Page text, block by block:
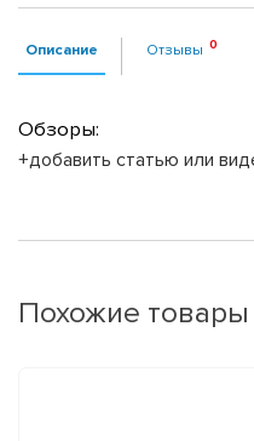
Описание Отзывы
Обзоры:
+добавить статью или
Похожие товары